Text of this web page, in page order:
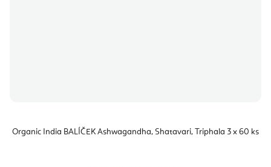
Organic India BALÍČEK Ashwagandha, Shatavari, Triphala 3 x 60 ks